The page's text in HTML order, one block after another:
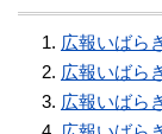
広報いばら
広報いばら
広報いばら